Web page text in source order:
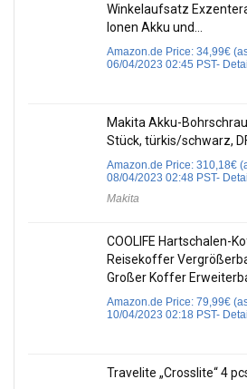
Winkelaufsatz
Ionen Akku und…
Amazon.de Price: 34,99€
06/04/2023 02:45 PST-
Makita Akku-
Stück, türkis/schwarz,
Amazon.de Price: 310,18€
08/04/2023 02:48 PST-
Makita
COOLIFE Hartschalen-
Reisekoffer
Großer Koffer
Amazon.de Price: 79,99€
10/04/2023 02:18 PST-
Travelite „Crosslite“ 4